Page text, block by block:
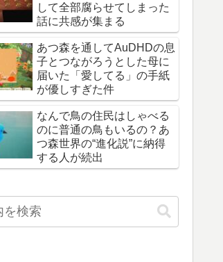
して全部腐らせてしまった
話に共感が集まる
あつ森を通してAuDHDの息
子とつながろうとした母に
届いた「愛してる」の手紙
が優しすぎた件
なんで鳥の住民はしゃべる
のに普通の鳥もいるの？あ
つ森世界の“進化説”に納得
する人が続出